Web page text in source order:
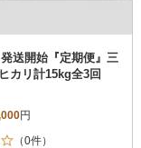
送開始『定期便』三
カリ計15kg全3回
円
（0件）